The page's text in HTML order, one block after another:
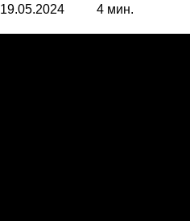
19.05.2024 4 мин.